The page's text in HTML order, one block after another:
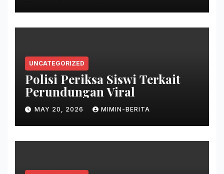
UNCATEGORIZED
Polisi Periksa Siswi Terkait
Perundungan Viral
MAY 20, 2026 MIMIN-BERITA